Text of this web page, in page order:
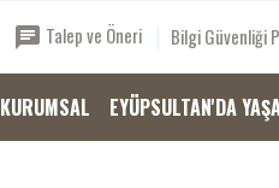
Talep ve Öneri Bilgi Güvenliği
KURUMSAL EYÜPSULTAN'DA